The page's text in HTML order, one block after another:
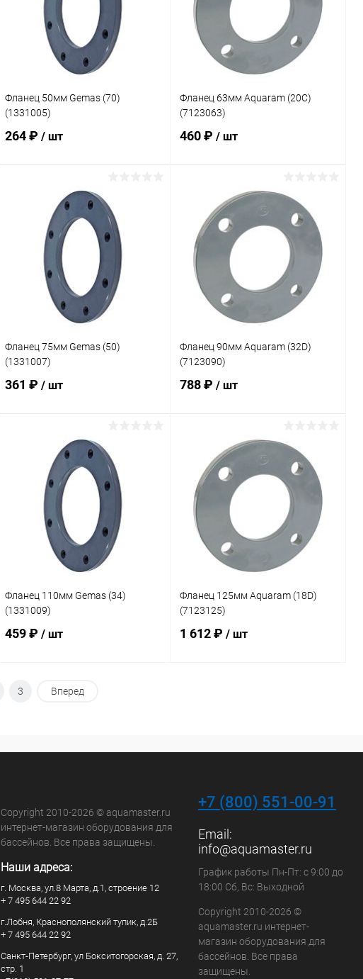
К сравнению К сравнению В наличии
Фланец 50мм Gemas (70)
(1331005)
264 ₽ / шт
В корзину
В избранное
К сравнению
Фланец 63мм Aquaram (20C)
(7123063)
460 ₽/ шт
В корзину
В избранное
К сравнению В наличии
Фланец 75мм Gemas (50)
(1331007)
361 ₽ / шт
В корзину
В избранное
К сравнению
Фланец 90мм Aquaram (32D)
(7123090)
788 ₽/ шт
В корзину
В избранное
К сравнению В наличии
Фланец 110мм Gemas (34)
(1331009)
459 ₽ / шт
В корзину
К сравнению В наличии
Фланец 125мм Aquaram (18D)
(7123125)
1 612 ₽/ шт
К сравнению В наличии
3 Вперед
Copyright 2010-2026 © aquamaster.ru
интернет-магазин оборудования для
бассейнов. Все права защищены.
Наши адреса:
г. Москва, ул.8 Марта, д.1, строение 12
+ 7 495 644 22 92
г.Лобня, Краснополянский тупик, д.2Б
+ 7 495 644 22 92
Санкт-Петербург, ул Бокситогорская, д. 27,
стр. 1
+7 (800) 551-00-91
Email:
info@aquamaster.ru
График работы Пн-Пт: с 9:00 до
18:00 Сб, Вс: Выходной
Copyright 2010-2026 ©
aquamaster.ru интернет-
магазин оборудования для
бассейнов. Все права
защищены.